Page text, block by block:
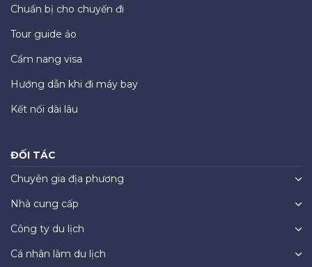
Chuẩn bị cho chuyến đi
Tour guide ảo
Cẩm nang visa
Hướng dẫn khi đi máy bay
Kết nối dài lâu
ĐỐI TÁC
Chuyên gia địa phương
Nhà cung cấp
Công ty du lịch
Cá nhân làm du lịch